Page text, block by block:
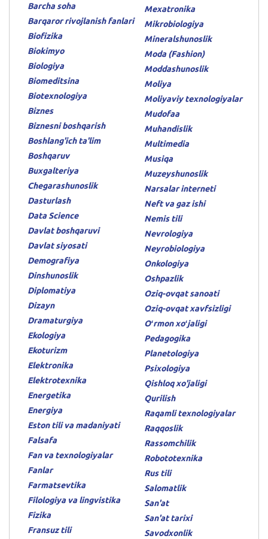
Barcha soha
Barqaror rivojlanish fanlari
Biofizika
Biokimyo
Biologiya
Biomeditsina
Biotexnologiya
Biznes
Biznesni boshqarish
Boshlang'ich ta'lim
Boshqaruv
Buxgalteriya
Chegarashunoslik
Dasturlash
Data Science
Davlat boshqaruvi
Davlat siyosati
Demografiya
Dinshunoslik
Diplomatiya
Dizayn
Dramaturgiya
Ekologiya
Ekoturizm
Elektronika
Elektrotexnika
Energetika
Energiya
Eston tili va madaniyati
Falsafa
Fan va texnologiyalar
Fanlar
Farmatsevtika
Filologiya va lingvistika
Fizika
Fransuz tili
Mexatronika
Mikrobiologiya
Mineralshunoslik
Moda (Fashion)
Moddashunoslik
Moliya
Moliyaviy texnologiyalar
Mudofaa
Muhandislik
Multimedia
Musiqa
Muzeyshunoslik
Narsalar interneti
Neft va gaz ishi
Nemis tili
Nevrologiya
Neyrobiologiya
Onkologiya
Oshpazlik
Oziq-ovqat sanoati
Oziq-ovqat xavfsizligi
Oʻrmon xoʻjaligi
Pedagogika
Planetologiya
Psixologiya
Qishloq xo'jaligi
Qurilish
Raqamli texnologiyalar
Raqqoslik
Rassomchilik
Robototexnika
Rus tili
Salomatlik
San'at
San'at tarixi
Savodxonlik